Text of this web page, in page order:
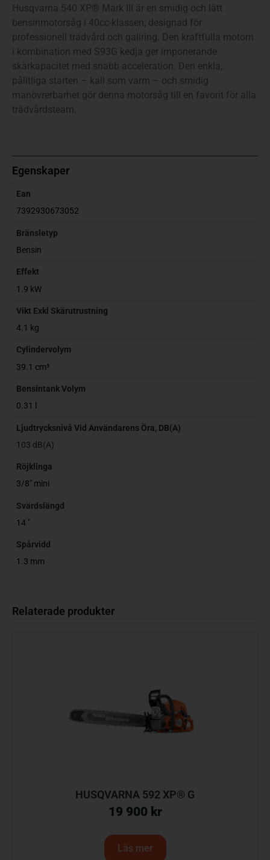
Husqvarna 540 XP® Mark III är en smidig och lätt
bensinmotorsåg i 40cc-klassen, designad för
professionell trädvård och gallring. Den kraftfulla motorn
i kombination med S93G kedja ger imponerande
skärkapacitet med snabb acceleration. Den enkla,
pålitliga starten – kall som varm – och smidig
manövrerbarhet gör denna motorsåg till en favorit för alla
trädvårdsteam.
Egenskaper
Ean
7392930673052
Bränsletyp
Bensin
Effekt
1.9 kW
Vikt Exkl Skärutrustning
4.1 kg
Cylindervolym
39.1 cm³
Bensintank Volym
0.31 l
Ljudtrycksnivå Vid Användarens Öra, DB(A)
103 dB(A)
Röjklinga
3/8" mini
Svärdslängd
14 "
Spårvidd
1.3 mm
Relaterade produkter
HUSQVARNA 592 XP® G
19 900 kr
Läs mer